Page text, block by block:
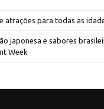
atrações para todas as
japonesa e sabores
Week